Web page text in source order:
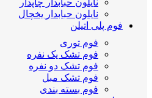
نایلون حبابدار چاپدار
نایلون حبابدار یخچال
فوم پلی اتیلن
فوم توری
فوم تشک یک نفره
فوم تشک دو نفره
فوم تشک مبل
فوم بسته بندی